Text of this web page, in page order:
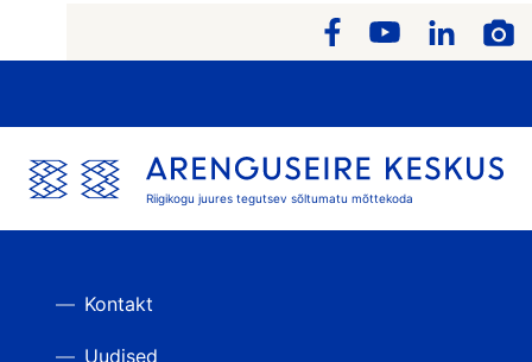
Riigikogu juures tegutsev sõltumatu mõttekoda
Kontakt
Uudised